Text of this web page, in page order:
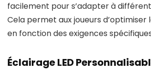
facilement pour s’adapter à
Cela permet aux joueurs d’optimiser
en fonction des exigences
Éclairage LED